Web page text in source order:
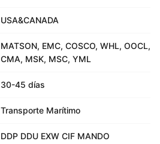
USA&CANADA
MATSON, EMC, COSCO, WHL, OOCL,
CMA, MSK, MSC, YML
30-45 días
Transporte Marítimo
DDP DDU EXW CIF MANDO